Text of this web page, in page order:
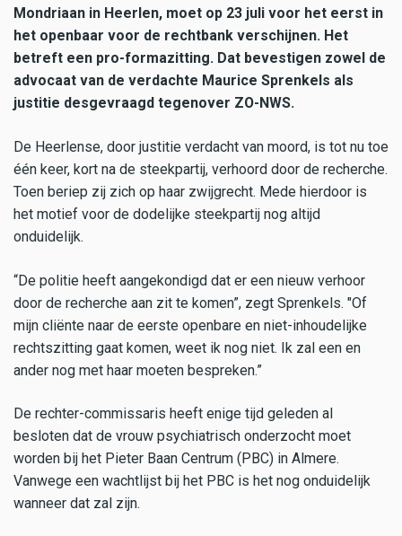
Mondriaan in Heerlen, moet op 23 juli voor het eerst in
het openbaar voor de rechtbank verschijnen. Het
betreft een pro-formazitting. Dat bevestigen zowel de
advocaat van de verdachte Maurice Sprenkels als
justitie desgevraagd tegenover ZO-NWS.
De Heerlense, door justitie verdacht van moord, is tot nu toe
één keer, kort na de steekpartij, verhoord door de recherche.
Toen beriep zij zich op haar zwijgrecht. Mede hierdoor is
het motief voor de dodelijke steekpartij nog altijd
onduidelijk.
“De politie heeft aangekondigd dat er een nieuw verhoor
door de recherche aan zit te komen”, zegt Sprenkels. "Of
mijn cliënte naar de eerste openbare en niet-inhoudelijke
rechtszitting gaat komen, weet ik nog niet. Ik zal een en
ander nog met haar moeten bespreken.”
De rechter-commissaris heeft enige tijd geleden al
besloten dat de vrouw psychiatrisch onderzocht moet
worden bij het Pieter Baan Centrum (PBC) in Almere.
Vanwege een wachtlijst bij het PBC is het nog onduidelijk
wanneer dat zal zijn.